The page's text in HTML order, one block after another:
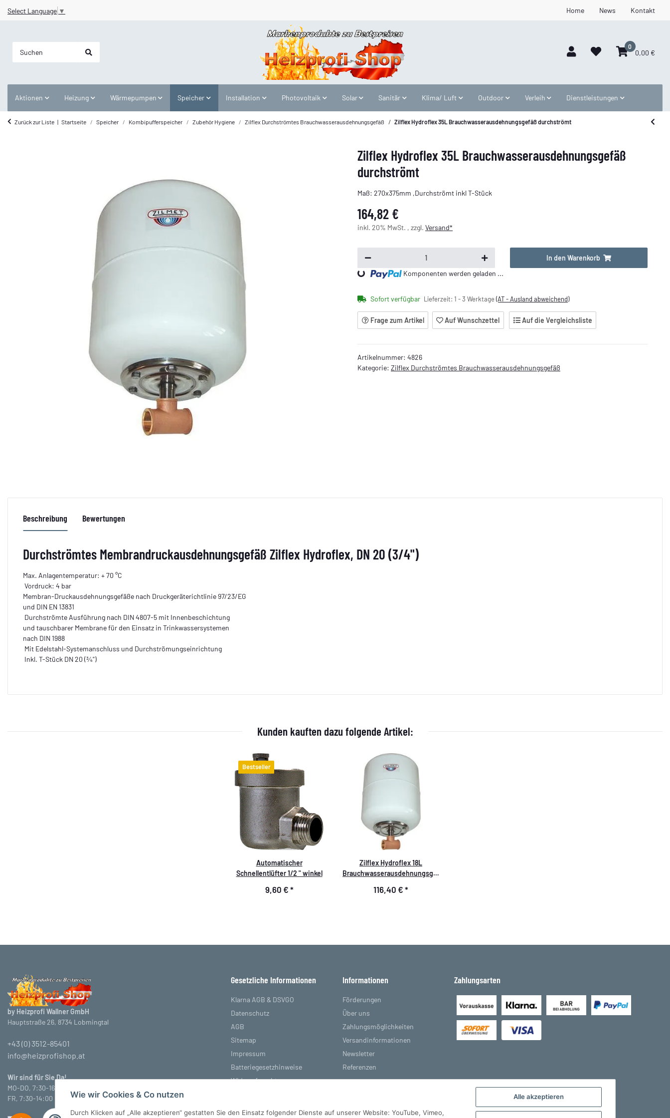
Alle akzeptieren
Wie wir Cookies & Co nutzen
Durch Klicken auf „Alle akzeptieren“ gestatten Sie den Einsatz folgender Dienste auf unserer Website: YouTube, Vimeo,
Home News Kontakt
Select Language ▼
0
0,00 €
Aktionen Heizung Wärmepumpen Speicher Installation Photovoltaik Solar Sanitär Klima/ Luft Outdoor Verleih Dienstleistungen
Zurück zur Liste Startseite Speicher Kombipufferspeicher Zubehör Hygiene Zilflex Durchströmtes Brauchwasserausdehnungsgefäß Zilflex Hydroflex 35L Brauchwasserausdehnungsgefäß durchströmt
Zilflex Hydroflex 35L Brauchwasserausdehnungsgefäß
durchströmt
Maß: 270x375mm ,Durchströmt inkl T-Stück
164,82 €
inkl. 20% MwSt. , zzgl. Versand*
In den Warenkorb
Loading... Komponenten werden geladen ...
Sofort verfügbar Lieferzeit: 1 - 3 Werktage (AT - Ausland abweichend)
Frage zum Artikel Auf Wunschzettel Auf die Vergleichsliste
Artikelnummer: 4826
Kategorie: Zilflex Durchströmtes Brauchwasserausdehnungsgefäß
Beschreibung Bewertungen
Durchströmtes Membrandruckausdehnungsgefäß Zilflex Hydroflex, DN 20 (3/4")
Max. Anlagentemperatur: + 70 °C
Vordruck: 4 bar
Membran-Druckausdehnungsgefäße nach Druckgeräterichtlinie 97/23/EG
und DIN EN 13831
Durchströmte Ausführung nach DIN 4807-5 mit Innenbeschichtung
und tauschbarer Membrane für den Einsatz in Trinkwassersystemen
nach DIN 1988
Mit Edelstahl-Systemanschluss und Durchströmungseinrichtung
Inkl. T-Stück DN 20 (¾")
Kunden kauften dazu folgende Artikel:
Bestseller
Automatischer
Schnellentlüfter 1/2 " winkel
9,60 € *
Zilflex Hydroflex 18L
Brauchwasserausdehnungsgefäß
116,40 € *
by Heizprofi Wallner GmbH
Hauptstraße 26, 8734 Lobmingtal
+43 (0) 3512-85401
info@heizprofishop.at
Wir sind für Sie Da!
MO-DO, 7:30-16:30 Uhr
FR, 7:30-14:00 Uhr
Gesetzliche Informationen
Klarna AGB & DSVGO
Datenschutz
AGB
Sitemap
Impressum
Batteriegesetzhinweise
Widerrufsrecht
Informationen
Förderungen
Über uns
Zahlungsmöglichkeiten
Versandinformationen
Newsletter
Referenzen
Zahlungsarten